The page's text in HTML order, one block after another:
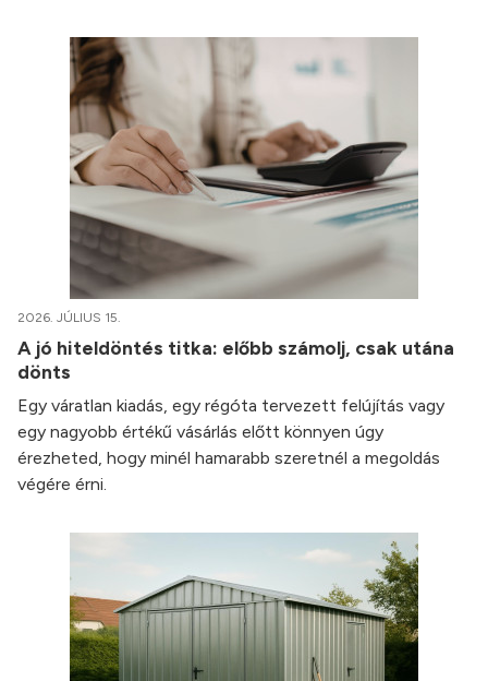
2026. JÚLIUS 15.
A jó hiteldöntés titka: előbb számolj, csak utána
dönts
Egy váratlan kiadás, egy régóta tervezett felújítás vagy
egy nagyobb értékű vásárlás előtt könnyen úgy
érezheted, hogy minél hamarabb szeretnél a megoldás
végére érni.